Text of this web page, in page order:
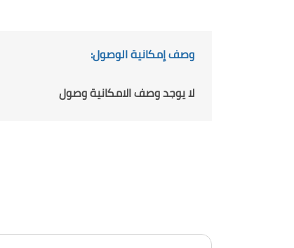
وصف إمكانية الوصول:
لا يوجد وصف الامكانية وصول